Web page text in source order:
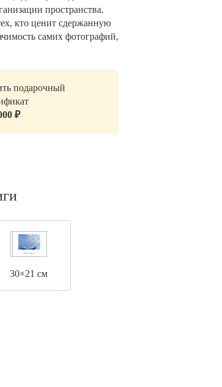
пространства.
кто ценит сдержанную
самих фотографий,
подарочный
₽
30×21 см